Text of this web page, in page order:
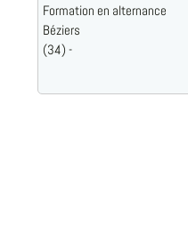
Formation en alternance
Béziers
(34) -